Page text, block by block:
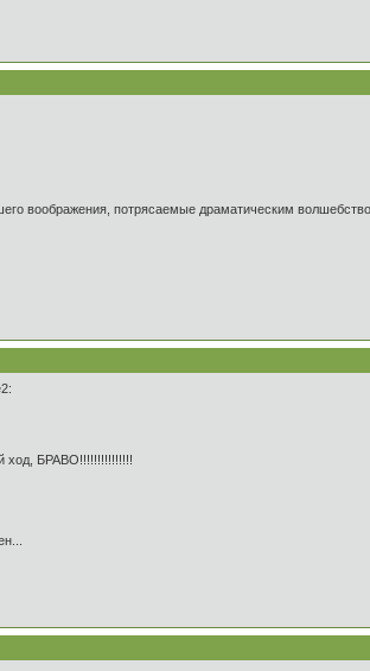
воображения, потрясаемые драматическим
ход, БРАВО!!!!!!!!!!!!!!!